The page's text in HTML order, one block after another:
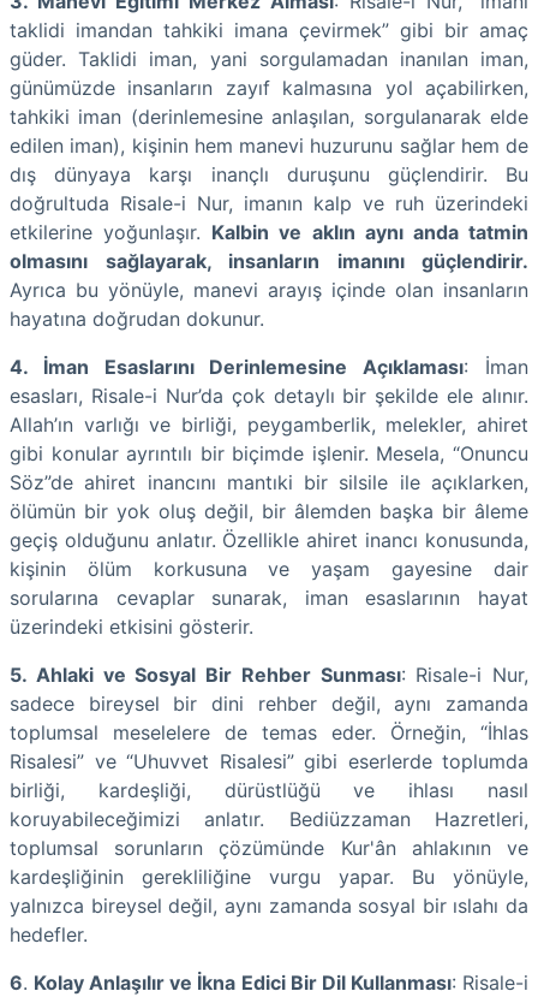
taklidi imandan tahkiki imana çevirmek” gibi bir amaç
güder. Taklidi iman, yani sorgulamadan inanılan iman,
günümüzde insanların zayıf kalmasına yol açabilirken,
tahkiki iman (derinlemesine anlaşılan, sorgulanarak elde
edilen iman), kişinin hem manevi huzurunu sağlar hem de
dış dünyaya karşı inançlı duruşunu güçlendirir. Bu
doğrultuda Risale-i Nur, imanın kalp ve ruh üzerindeki
etkilerine yoğunlaşır. Kalbin ve aklın aynı anda tatmin
olmasını sağlayarak, insanların imanını güçlendirir.
Ayrıca bu yönüyle, manevi arayış içinde olan insanların
hayatına doğrudan dokunur.
4. İman Esaslarını Derinlemesine Açıklaması: İman
esasları, Risale-i Nur’da çok detaylı bir şekilde ele alınır.
Allah’ın varlığı ve birliği, peygamberlik, melekler, ahiret
gibi konular ayrıntılı bir biçimde işlenir. Mesela, “Onuncu
Söz”de ahiret inancını mantıki bir silsile ile açıklarken,
ölümün bir yok oluş değil, bir âlemden başka bir âleme
geçiş olduğunu anlatır. Özellikle ahiret inancı konusunda,
kişinin ölüm korkusuna ve yaşam gayesine dair
sorularına cevaplar sunarak, iman esaslarının hayat
üzerindeki etkisini gösterir.
5. Ahlaki ve Sosyal Bir Rehber Sunması: Risale-i Nur,
sadece bireysel bir dini rehber değil, aynı zamanda
toplumsal meselelere de temas eder. Örneğin, “İhlas
Risalesi” ve “Uhuvvet Risalesi” gibi eserlerde toplumda
birliği, kardeşliği, dürüstlüğü ve ihlası nasıl
koruyabileceğimizi anlatır. Bediüzzaman Hazretleri,
toplumsal sorunların çözümünde Kur'ân ahlakının ve
kardeşliğinin gerekliliğine vurgu yapar. Bu yönüyle,
yalnızca bireysel değil, aynı zamanda sosyal bir ıslahı da
hedefler.
6. Kolay Anlaşılır ve İkna Edici Bir Dil Kullanması: Risale-i